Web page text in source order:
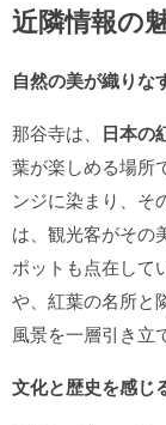
近隣情報の
自然の美が織りな
那谷寺は、 日本の
葉が楽しめる場所
ンジに染まり、そ
は、観光客がその
ポットも点在して
や、紅葉の名所と
風景を一層引き立
文化と歴史を感じ